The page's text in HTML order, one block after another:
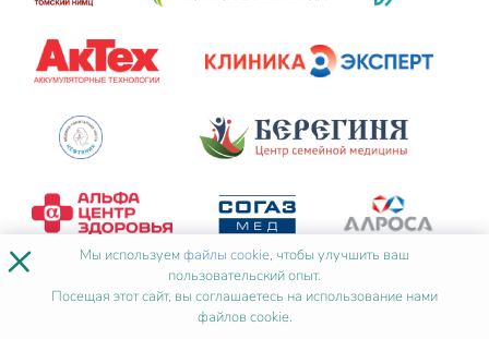
× Мы используемфайлы cookie, чтобы улучшить ваш
пользовательский опыт.
Посещая этот сайт, вы соглашаетесь на использование нами
файлов cookie.